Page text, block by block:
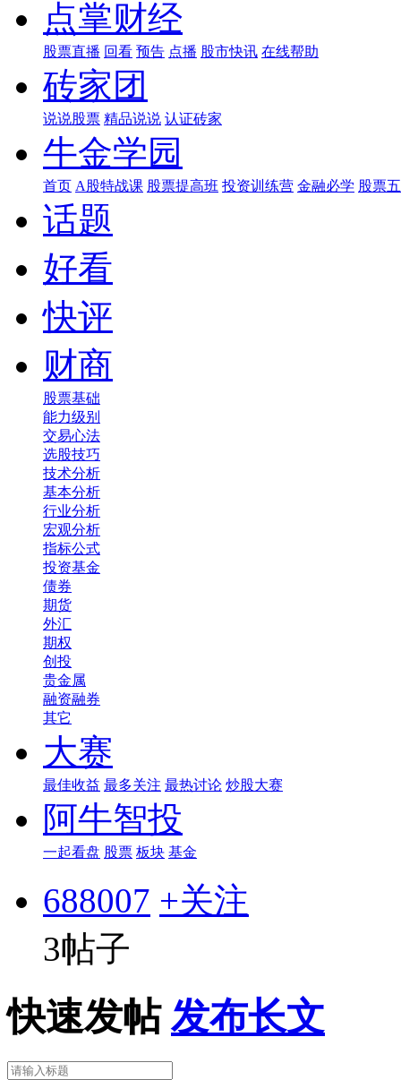
点掌财经
股票直播 回看 预告 点播 股市快讯 在线帮助
砖家团
说说股票 精品说说 认证砖家
牛金学园
首页 A股特战课 股票提高班 投资训练营 金融必学 股票
话题
好看
快评
财商
股票基础
能力级别
交易心法
选股技巧
技术分析
基本分析
行业分析
宏观分析
指标公式
投资基金
债券
期货
外汇
期权
创投
贵金属
融资融券
其它
大赛
最佳收益 最多关注 最热讨论 炒股大赛
阿牛智投
一起看盘 股票 板块 基金
688007 +关注
3帖子
快速发帖 发布长文